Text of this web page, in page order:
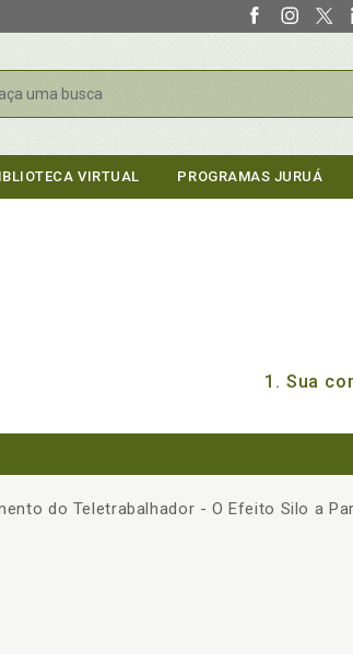
VIRTUAL PROGRAMAS JURUÁ
1. Sua
do Teletrabalhador - O Efeito Silo a
+